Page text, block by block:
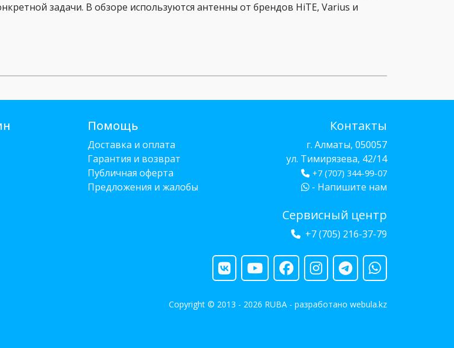
задачи. В обзоре используются антенны от брендов HiTE, Varius и
Помощь
Доставка и оплата
Гарантия и возврат
Публичная оферта
Предложения и жалобы
Контакты
г. Алматы, 050057
ул. Тимирязева, 42/14
+7 (707) 344-99-07
- Напишите нам
Сервисный центр
+7 (705) 216-37-79
Copyright © 2013 - 2026 RUBA - разработано webula.kz